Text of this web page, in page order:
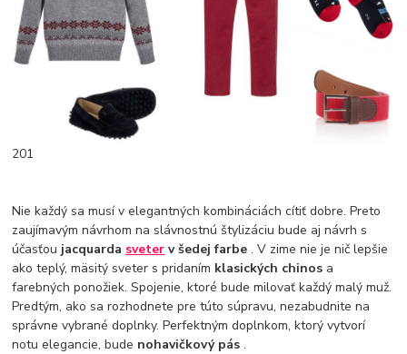
201
Nie každý sa musí v elegantných kombináciách cítiť dobre. Preto
zaujímavým návrhom na slávnostnú štylizáciu bude aj návrh s
účasťou jacquarda sveter v šedej farbe. V zime nie je nič lepšie
ako teplý, mäsitý sveter s pridaním klasických chinos a
farebných ponožiek. Spojenie, ktoré bude milovať každý malý muž.
Predtým, ako sa rozhodnete pre túto súpravu, nezabudnite na
správne vybrané doplnky. Perfektným doplnkom, ktorý vytvorí
notu elegancie, bude nohavičkový pás.